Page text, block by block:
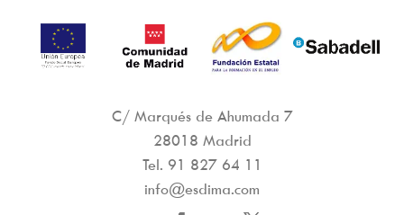
C/ Marqués de Ahumada 7
28018 Madrid
Tel. 91 827 64 11
info@esdima.com